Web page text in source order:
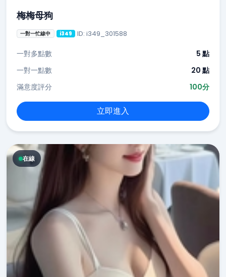
梅梅母狗
一對一忙線中 i349 ID: i349_301588
一對多點數
5 點
一對一點數
20 點
滿意度評分
100分
立即進入
在線